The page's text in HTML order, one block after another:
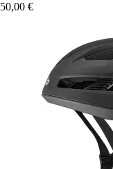
50,00 €